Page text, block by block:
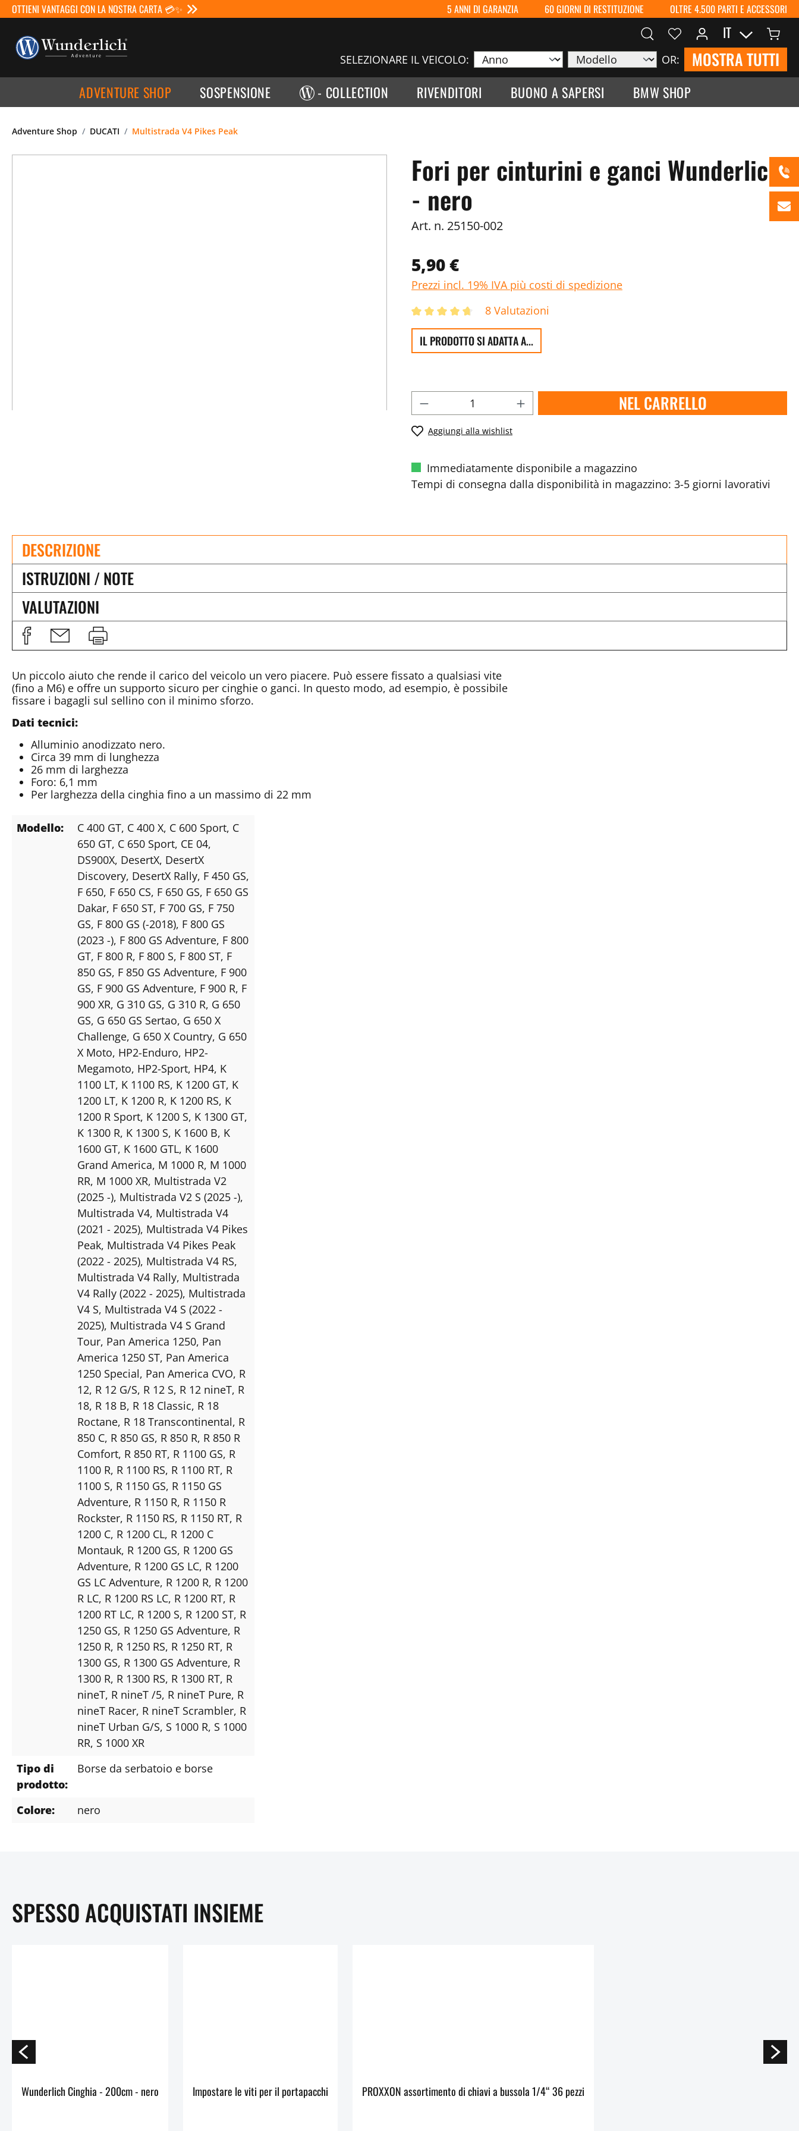
OTTIENI VANTAGGI CON LA NOSTRA CARTA 💳✨ 5 ANNI DI GARANZIA 60 GIORNI DI RESTITUZIONE OLTRE 4.500 PARTI E ACCESSORI
SELEZIONARE IL VEICOLO: OR: MOSTRA TUTTI
IT
ADVENTURE SHOP SOSPENSIONE - COLLECTION RIVENDITORI BUONO A SAPERSI BMW SHOP
Adventure Shop DUCATI Multistrada V4 Pikes Peak
Fori per cinturini e ganci Wunderlich
- nero
Art. n. 25150-002
5,90 €
Prezzi incl. 19% IVA più costi di spedizione
8 Valutazioni
IL PRODOTTO SI ADATTA A...
NEL CARRELLO
Aggiungi alla wishlist
Immediatamente disponibile a magazzino
Tempi di consegna dalla disponibilità in magazzino: 3-5 giorni lavorativi
DESCRIZIONE
ISTRUZIONI / NOTE
VALUTAZIONI
Un piccolo aiuto che rende il carico del veicolo un vero piacere. Può essere fissato a qualsiasi vite
(fino a M6) e offre un supporto sicuro per cinghie o ganci. In questo modo, ad esempio, è possibile
fissare i bagagli sul sellino con il minimo sforzo.
Dati tecnici:
Alluminio anodizzato nero.
Circa 39 mm di lunghezza
26 mm di larghezza
Foro: 6,1 mm
Per larghezza della cinghia fino a un massimo di 22 mm
Modello: C 400 GT, C 400 X, C 600 Sport, C
650 GT, C 650 Sport, CE 04,
DS900X, DesertX, DesertX
Discovery, DesertX Rally, F 450 GS,
F 650, F 650 CS, F 650 GS, F 650 GS
Dakar, F 650 ST, F 700 GS, F 750
GS, F 800 GS (-2018), F 800 GS
(2023 -), F 800 GS Adventure, F 800
GT, F 800 R, F 800 S, F 800 ST, F
850 GS, F 850 GS Adventure, F 900
GS, F 900 GS Adventure, F 900 R, F
900 XR, G 310 GS, G 310 R, G 650
GS, G 650 GS Sertao, G 650 X
Challenge, G 650 X Country, G 650
X Moto, HP2-Enduro, HP2-
Megamoto, HP2-Sport, HP4, K
1100 LT, K 1100 RS, K 1200 GT, K
1200 LT, K 1200 R, K 1200 RS, K
1200 R Sport, K 1200 S, K 1300 GT,
K 1300 R, K 1300 S, K 1600 B, K
1600 GT, K 1600 GTL, K 1600
Grand America, M 1000 R, M 1000
RR, M 1000 XR, Multistrada V2
(2025 -), Multistrada V2 S (2025 -),
Multistrada V4, Multistrada V4
(2021 - 2025), Multistrada V4 Pikes
Peak, Multistrada V4 Pikes Peak
(2022 - 2025), Multistrada V4 RS,
Multistrada V4 Rally, Multistrada
V4 Rally (2022 - 2025), Multistrada
V4 S, Multistrada V4 S (2022 -
2025), Multistrada V4 S Grand
Tour, Pan America 1250, Pan
America 1250 ST, Pan America
1250 Special, Pan America CVO, R
12, R 12 G/S, R 12 S, R 12 nineT, R
18, R 18 B, R 18 Classic, R 18
Roctane, R 18 Transcontinental, R
850 C, R 850 GS, R 850 R, R 850 R
Comfort, R 850 RT, R 1100 GS, R
1100 R, R 1100 RS, R 1100 RT, R
1100 S, R 1150 GS, R 1150 GS
Adventure, R 1150 R, R 1150 R
Rockster, R 1150 RS, R 1150 RT, R
1200 C, R 1200 CL, R 1200 C
Montauk, R 1200 GS, R 1200 GS
Adventure, R 1200 GS LC, R 1200
GS LC Adventure, R 1200 R, R 1200
R LC, R 1200 RS LC, R 1200 RT, R
1200 RT LC, R 1200 S, R 1200 ST, R
1250 GS, R 1250 GS Adventure, R
1250 R, R 1250 RS, R 1250 RT, R
1300 GS, R 1300 GS Adventure, R
1300 R, R 1300 RS, R 1300 RT, R
nineT, R nineT /5, R nineT Pure, R
nineT Racer, R nineT Scrambler, R
nineT Urban G/S, S 1000 R, S 1000
RR, S 1000 XR
Tipo di
prodotto:
Borse da serbatoio e borse
Colore: nero
SPESSO ACQUISTATI INSIEME
Wunderlich Cinghia - 200cm - nero Impostare le viti per il portapacchi PROXXON assortimento di chiavi a bussola 1/4“ 36 pezzi